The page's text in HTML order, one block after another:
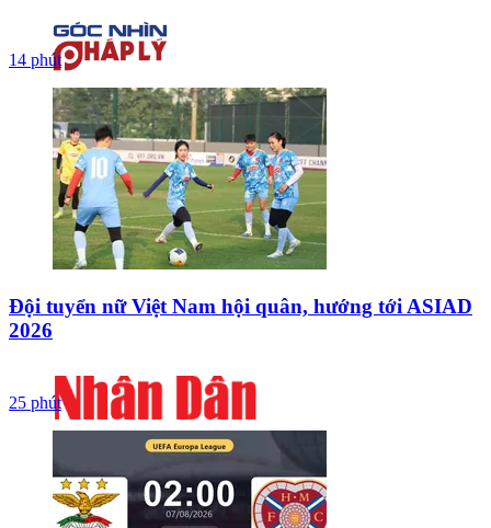
14 phút
Đội tuyển nữ Việt Nam hội quân, hướng tới ASIAD
2026
25 phút